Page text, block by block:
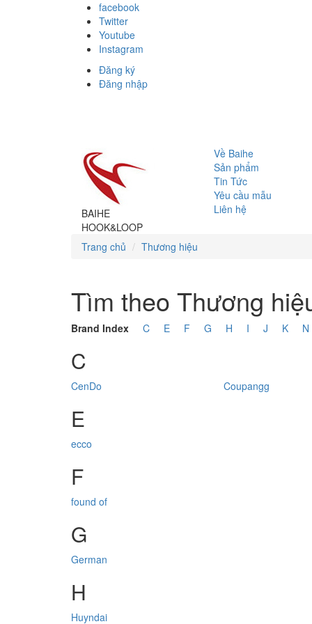
facebook
Twitter
Youtube
Instagram
Đăng ký
Đăng nhập
BAIHE
HOOK&LOOP
Về Baihe
Sản phẩm
Tin Tức
Yêu cầu mẫu
Liên hệ
Trang chủ Thương hiệu
Tìm theo Thương
Brand Index C E F G H I J K N
C
CenDo Coupangg
E
ecco
F
found of
G
German
H
Huyndai